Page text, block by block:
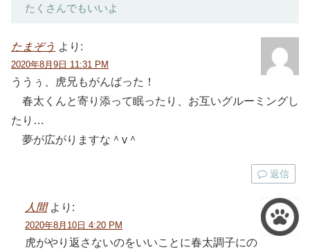
たくさんでもいいよ
たまぞう より:
2020年8月9日 11:31 PM
ううぅ、虎兄もがんばった！
春太くんと寄り添って眠ったり、お互いグルーミングし
たり…
夢が広がりますな＾v＾
返信
人間 より:
2020年8月10日 4:20 PM
虎がやり返さないのをいいことに春太調子にの